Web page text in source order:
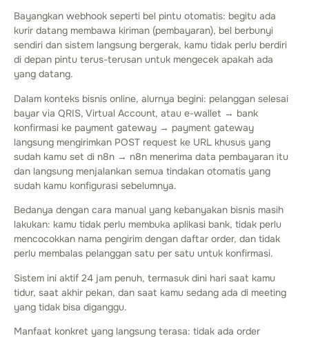
Bayangkan webhook seperti bel pintu otomatis: begitu ada
kurir datang membawa kiriman (pembayaran), bel berbunyi
sendiri dan sistem langsung bergerak, kamu tidak perlu berdiri
di depan pintu terus-terusan untuk mengecek apakah ada
yang datang.
Dalam konteks bisnis online, alurnya begini: pelanggan selesai
bayar via QRIS, Virtual Account, atau e-wallet → bank
konfirmasi ke payment gateway → payment gateway
langsung mengirimkan POST request ke URL khusus yang
sudah kamu set di n8n → n8n menerima data pembayaran itu
dan langsung menjalankan semua tindakan otomatis yang
sudah kamu konfigurasi sebelumnya.
Bedanya dengan cara manual yang kebanyakan bisnis masih
lakukan: kamu tidak perlu membuka aplikasi bank, tidak perlu
mencocokkan nama pengirim dengan daftar order, dan tidak
perlu membalas pelanggan satu per satu untuk konfirmasi.
Sistem ini aktif 24 jam penuh, termasuk dini hari saat kamu
tidur, saat akhir pekan, dan saat kamu sedang ada di meeting
yang tidak bisa diganggu.
Manfaat konkret yang langsung terasa: tidak ada order